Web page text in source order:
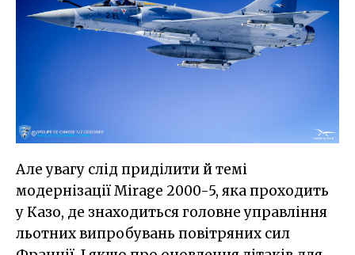
Але увагу слід приділити й темі
модернізації Mirage 2000-5, яка проходить
у Казо, де знаходиться головне управління
льотних випробувань повітряних сил